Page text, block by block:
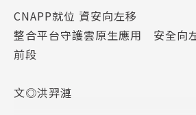
CNAPP就位 資安向左移
整合平台守護雲原生應用 安全向
前段
文◎洪羿漣